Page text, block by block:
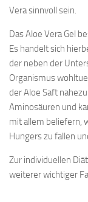
Vera sinnvoll sein.
Das Aloe Vera Gel
Es handelt sich
der neben der
Organismus
der Aloe Saft
Aminosäuren und
mit allem beliefern,
Hungers zu fallen
Zur individuellen
weiterer wichtiger